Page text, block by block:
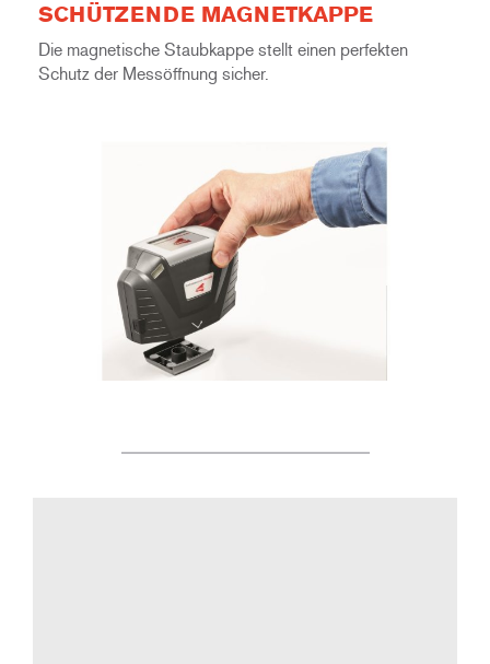
SCHÜTZENDE MAGNETKAPPE
Die magnetische Staubkappe stellt einen perfekten
Schutz der Messöffnung sicher.